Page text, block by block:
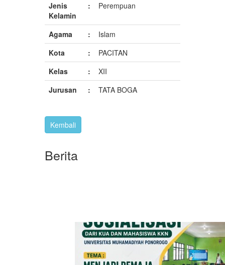
Jenis
Kelamin
: Perempuan
Agama :
Islam
Kota
:
PACITAN
Kelas
:
XII
Jurusan
: TATA BOGA
Berita